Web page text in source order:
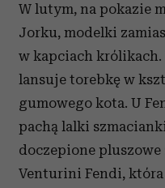
W lutym, na pokazie
Jorku, modelki
w kapciach królikach.
lansuje torebkę w
gumowego kota. U
pachą lalki
doczepione
Venturini Fendi,